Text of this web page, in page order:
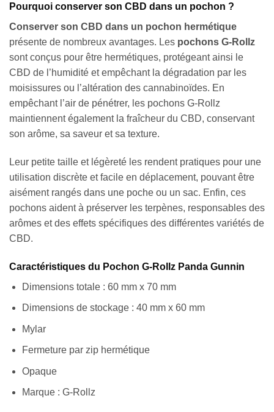
Pourquoi conserver son CBD dans un pochon ?
Conserver son CBD dans un pochon hermétique
présente de nombreux avantages. Les pochons G-Rollz
sont conçus pour être hermétiques, protégeant ainsi le
CBD de l’humidité et empêchant la dégradation par les
moisissures ou l’altération des cannabinoïdes. En
empêchant l’air de pénétrer, les pochons G-Rollz
maintiennent également la fraîcheur du CBD, conservant
son arôme, sa saveur et sa texture.
Leur petite taille et légèreté les rendent pratiques pour une
utilisation discrète et facile en déplacement, pouvant être
aisément rangés dans une poche ou un sac. Enfin, ces
pochons aident à préserver les terpènes, responsables des
arômes et des effets spécifiques des différentes variétés de
CBD.
Caractéristiques du Pochon G-Rollz Panda Gunnin
Dimensions totale : 60 mm x 70 mm
Dimensions de stockage : 40 mm x 60 mm
Mylar
Fermeture par zip hermétique
Opaque
Marque : G-Rollz